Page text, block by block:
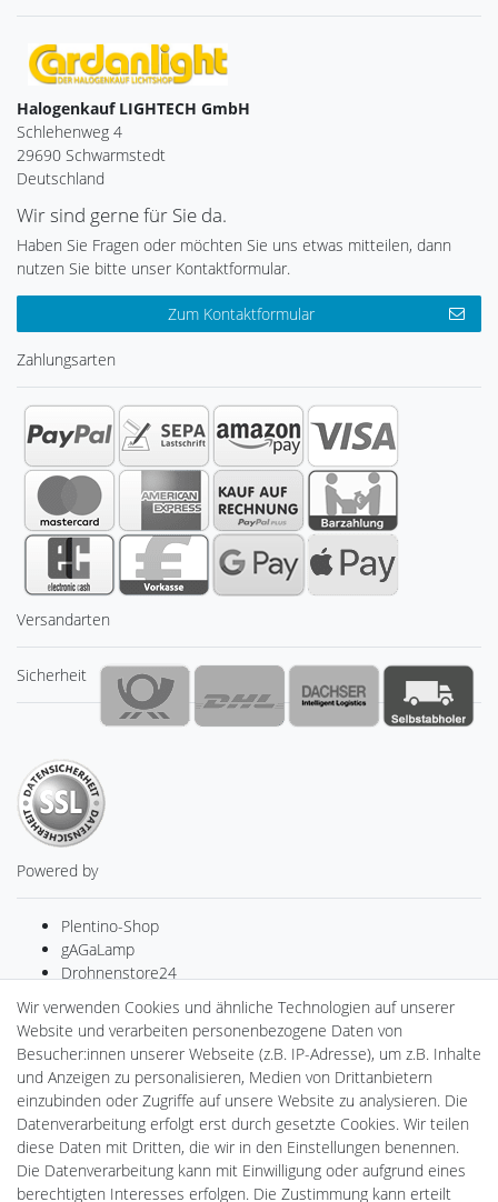
Halogenkauf LIGHTECH GmbH
Schlehenweg 4
29690 Schwarmstedt
Deutschland
Wir sind gerne für Sie da.
Haben Sie Fragen oder möchten Sie uns etwas mitteilen, dann
nutzen Sie bitte unser Kontaktformular.
Zum Kontaktformular
Zahlungsarten
Versandarten
Sicherheit
Powered by
Plentino-Shop
gAGaLamp
Drohnenstore24
MeinUSB
Batteriespeicher
PlentiSolar
Gebrauchtlicht
Ledkauf
DEYESOLAR
Lightech Connect
CardanLight Europe
FORTIMO LEDs
Wir verwenden Cookies und ähnliche Technologien auf unserer
Website und verarbeiten personenbezogene Daten von
Besucher:innen unserer Webseite (z.B. IP-Adresse), um z.B. Inhalte
und Anzeigen zu personalisieren, Medien von Drittanbietern
einzubinden oder Zugriffe auf unsere Website zu analysieren. Die
Datenverarbeitung erfolgt erst durch gesetzte Cookies. Wir teilen
diese Daten mit Dritten, die wir in den Einstellungen benennen.
Die Datenverarbeitung kann mit Einwilligung oder aufgrund eines
berechtigten Interesses erfolgen. Die Zustimmung kann erteilt